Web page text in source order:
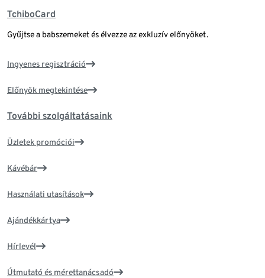
TchiboCard
Gyűjtse a babszemeket és élvezze az exkluzív előnyöket.
Ingyenes regisztráció
Előnyök megtekintése
További szolgáltatásaink
Üzletek promóciói
Kávébár
Használati utasítások
Ajándékkártya
Hírlevél
Útmutató és mérettanácsadó